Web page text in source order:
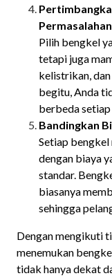
Pilih bengkel
tetapi juga
kelistrikan,
begitu, Anda
berbeda
Bandingkan
Setiap
dengan biaya
standar.
biasanya
sehingga
Dengan mengikuti
menemukan
tidak hanya dekat